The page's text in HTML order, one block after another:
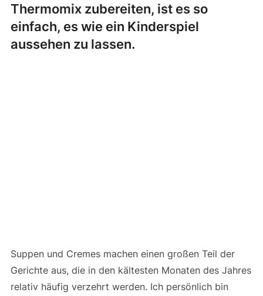
Thermomix zubereiten, ist es so
einfach, es wie ein Kinderspiel
aussehen zu lassen.
Suppen und Cremes machen einen großen Teil der
Gerichte aus, die in den kältesten Monaten des Jahres
relativ häufig verzehrt werden. Ich persönlich bin